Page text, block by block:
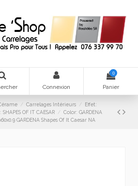
Connexion
0
Panier
Carrelages Intérieurs
Effet:
SHAPES OF IT CAESAR
Color: GARDENA
GARDENA Shapes Of It Caesar NA